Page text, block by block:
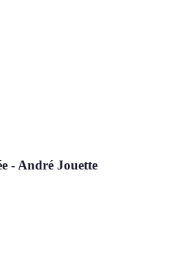
- André Jouette